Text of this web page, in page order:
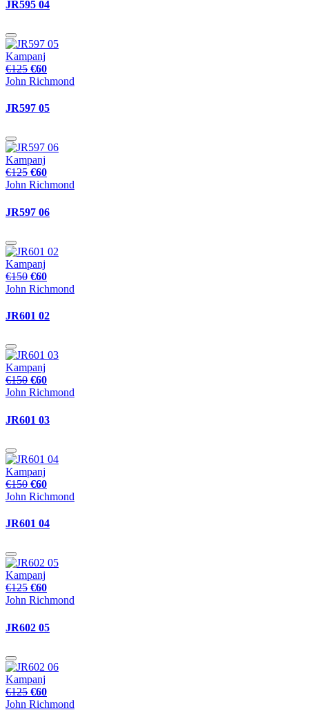
JR595 04
Kampanj
€125 €60
John Richmond
JR597 05
Kampanj
€125 €60
John Richmond
JR597 06
Kampanj
€150 €60
John Richmond
JR601 02
Kampanj
€150 €60
John Richmond
JR601 03
Kampanj
€150 €60
John Richmond
JR601 04
Kampanj
€125 €60
John Richmond
JR602 05
Kampanj
€125 €60
John Richmond